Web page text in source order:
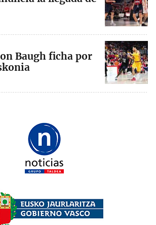
Baugh ficha por